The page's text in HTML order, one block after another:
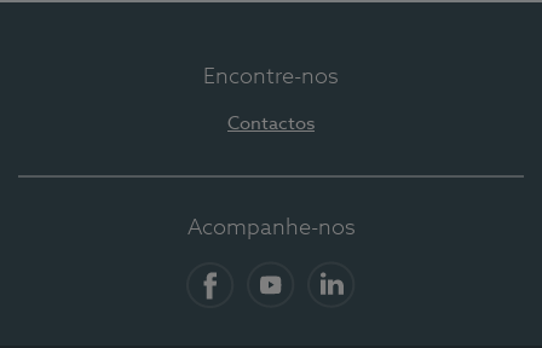
Encontre-nos
Contactos
Acompanhe-nos